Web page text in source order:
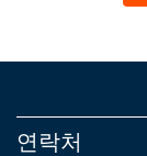
연락처